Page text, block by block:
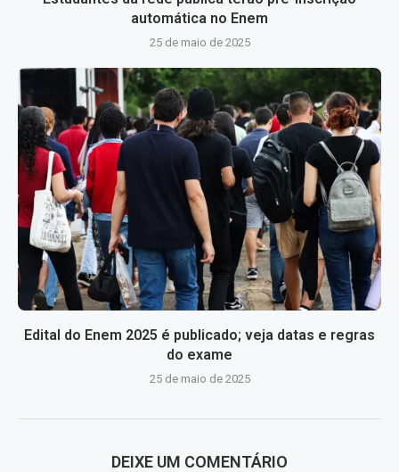
automática no Enem
25 de maio de 2025
Edital do Enem 2025 é publicado; veja datas e regras
do exame
25 de maio de 2025
DEIXE UM COMENTÁRIO